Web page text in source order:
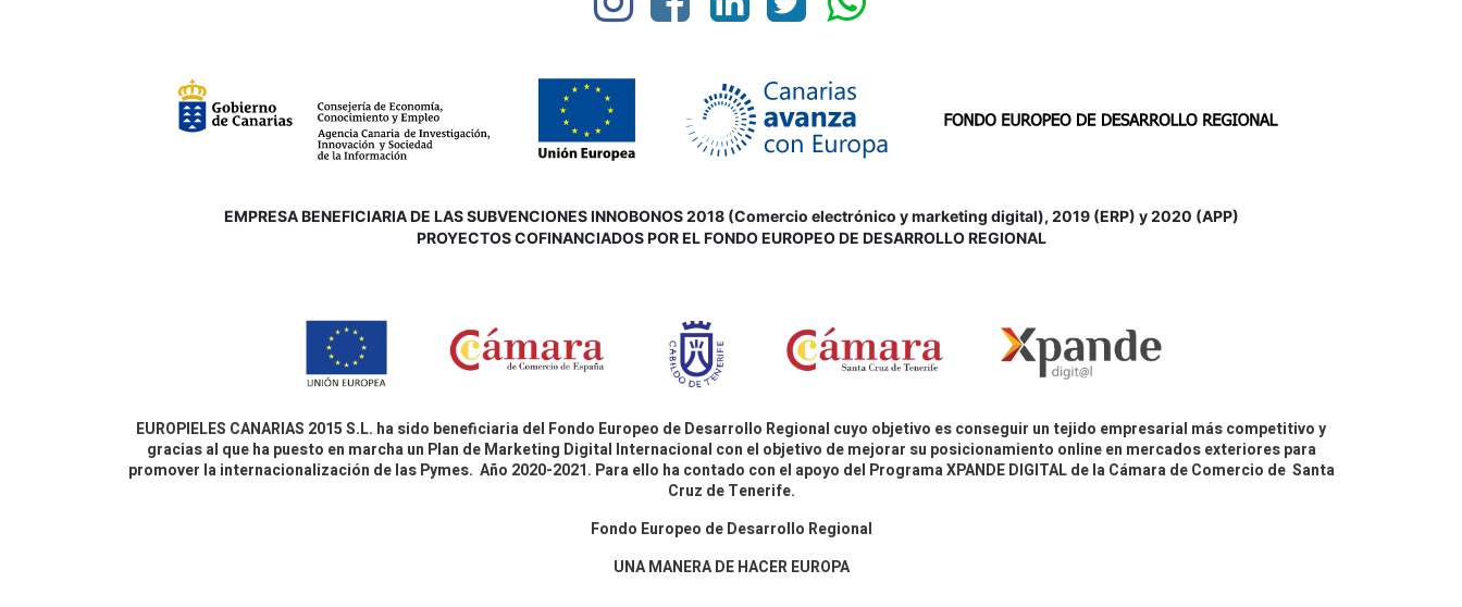
EMPRESA BENEFICIARIA DE LAS SUBVENCIONES INNOBONOS 2018 (Comercio electrónico y marketing digital), 2019 (ERP) y 2020 (APP)
PROYECTOS COFINANCIADOS POR EL FONDO EUROPEO DE DESARROLLO REGIONAL
EUROPIELES CANARIAS 2015 S.L. ha sido beneficiaria del Fondo Europeo de Desarrollo Regional cuyo objetivo es conseguir un tejido empresarial más competitivo y
gracias al que ha puesto en marcha un Plan de Marketing Digital Internacional con el objetivo de mejorar su posicionamiento online en mercados exteriores para
promover la internacionalización de las Pymes. Año 2020-2021. Para ello ha contado con el apoyo del Programa XPANDE DIGITAL de la Cámara de Comercio de Santa
Cruz de Tenerife.
Fondo Europeo de Desarrollo Regional
UNA MANERA DE HACER EUROPA